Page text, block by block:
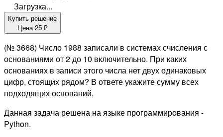
Загрузка...
Купить решение
Цена25 ₽
(№ 3668) Число 1988 записали в системах счисления с
основаниями от 2 до 10 включительно. При каких
основаниях в записи этого числа нет двух одинаковых
цифр, стоящих рядом? В ответе укажите сумму всех
подходящих оснований.
Данная задача решена на языке программирования -
Python.